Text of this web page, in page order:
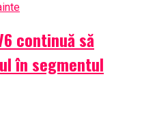
continuă să
în segmentul